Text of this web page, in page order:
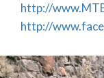
http://
http://